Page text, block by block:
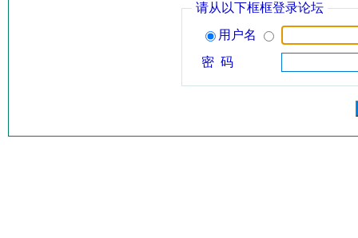
请从以下框框登录论坛
用户名
密 码